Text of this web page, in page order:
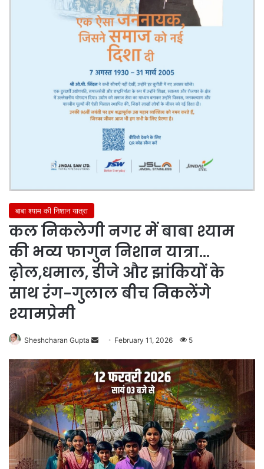
बाबा श्याम की निशान यात्रा
कल निकलेगी नगर में बाबा श्याम
की भव्य फागुन निशान यात्रा…
ढ़ोल,धमाल, डीजे और झांकियों के
साथ रंग-गुलाल बीच निकलेंगे
श्यामप्रेमी
Sheshcharan Gupta
Send
email
February 11, 2026 5